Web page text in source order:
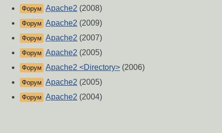
Форум Apache2 (2008)
Форум Apache2 (2009)
Форум Apache2 (2007)
Форум Apache2 (2005)
Форум Apache2 <Directory> (2006)
Форум Apache2 (2005)
Форум Apache2 (2004)